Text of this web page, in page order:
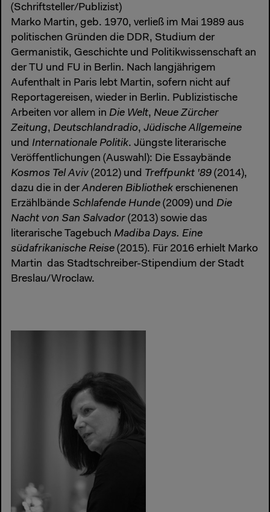
(Schriftsteller/Publizist)
Marko Martin, geb. 1970, verließ im Mai 1989 aus
politischen Gründen die DDR, Studium der
Germanistik, Geschichte und Politikwissenschaft an
der TU und FU in Berlin. Nach langjährigem
Aufenthalt in Paris lebt Martin, sofern nicht auf
Reportagereisen, wieder in Berlin. Publizistische
Arbeiten vor allem in Die Welt, Neue Zürcher
Zeitung, Deutschlandradio, Jüdische Allgemeine
und Internationale Politik. Jüngste literarische
Veröffentlichungen (Auswahl): Die Essaybände
Kosmos Tel Aviv (2012) und Treffpunkt '89 (2014),
dazu die in derAnderen Bibliothek erschienenen
Erzählbände Schlafende Hunde (2009) und Die
Nacht von San Salvador (2013) sowie das
literarische Tagebuch Madiba Days. Eine
südafrikanische Reise (2015). Für 2016 erhielt Marko
Martin das Stadtschreiber-Stipendium der Stadt
Breslau/Wroclaw.